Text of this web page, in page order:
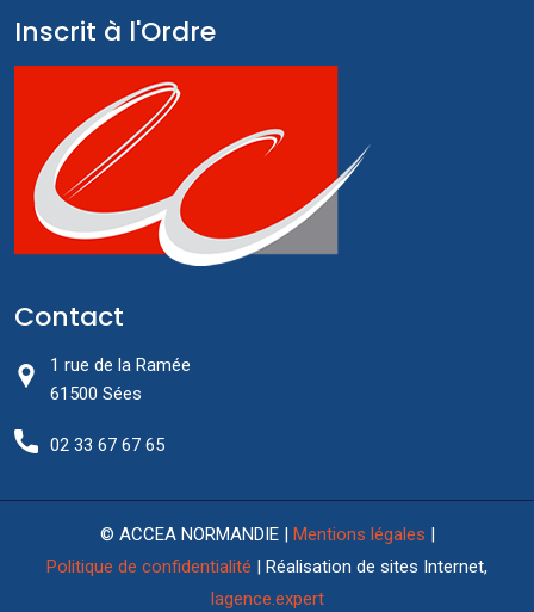
Inscrit à l'Ordre
Contact
1 rue de la Ramée
61500 Sées
02 33 67 67 65
© ACCEA NORMANDIE | Mentions légales |
Politique de confidentialité | Réalisation de sites Internet,
lagence.expert